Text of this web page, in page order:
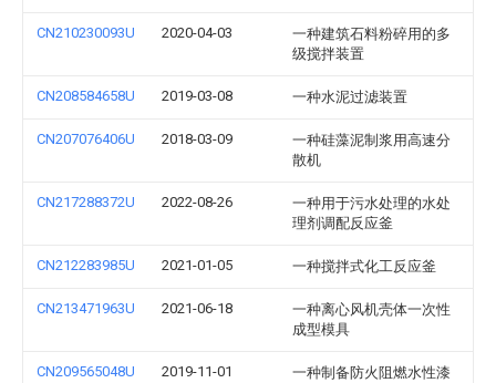
CN210230093U 2020-04-03
一种建筑石料粉碎用的多
级搅拌装置
CN208584658U 2019-03-08 一种水泥过滤装置
CN207076406U 2018-03-09
一种硅藻泥制浆用高速分
散机
CN217288372U 2022-08-26
一种用于污水处理的水处
理剂调配反应釜
CN212283985U 2021-01-05 一种搅拌式化工反应釜
CN213471963U 2021-06-18
一种离心风机壳体一次性
成型模具
CN209565048U 2019-11-01
一种制备防火阻燃水性漆